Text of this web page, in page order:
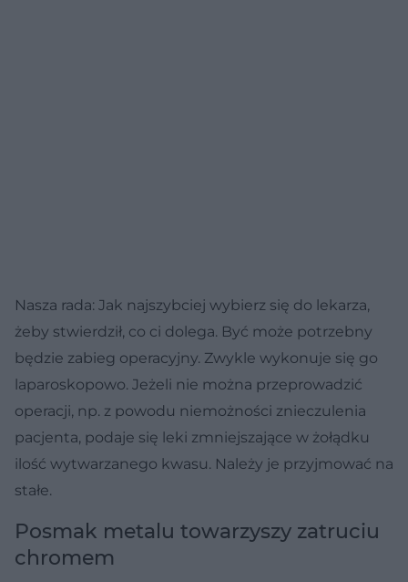
Nasza rada: Jak najszybciej wybierz się do lekarza,
żeby stwierdził, co ci dolega. Być może potrzebny
będzie zabieg operacyjny. Zwykle wykonuje się go
laparoskopowo. Jeżeli nie można przeprowadzić
operacji, np. z powodu niemożności znieczulenia
pacjenta, podaje się leki zmniejszające w żołądku
ilość wytwarzanego kwasu. Należy je przyjmować na
stałe.
Posmak metalu towarzyszy zatruciu
chromem